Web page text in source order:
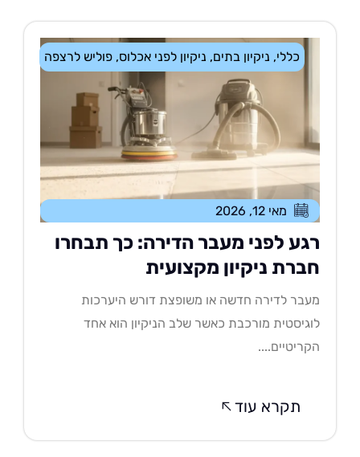
ניקיון בתים,ניקיון לפני אכלוס,פוליש לרצפה
מאי 12, 2026
לפני מעבר הדירה: כך תבחרו
ניקיון מקצועית
לדירה חדשה או משופצת דורש היערכות
מורכבת כאשר שלב הניקיון הוא אחד
תקרא עוד